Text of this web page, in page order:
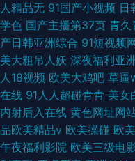
人精品无 91国产小视频 日
学色 国产主播第37页 青久
产日韩亚洲综合 91短视频
美大粗吊人妖 深夜福利亚洲
人18视频 欧美大鸡吧 草逼
在线 91人人超碰青青 美女
内射后入在线 黄色网址网
品欧美精品v 欧美操碰 欧
午夜福利影院 欧美三级电